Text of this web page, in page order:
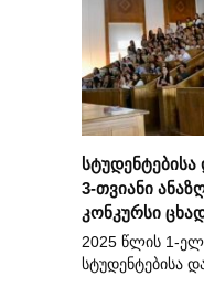
3-თვიანი
კონკურსი
2025 წლის 1-
სტუდენტებისა